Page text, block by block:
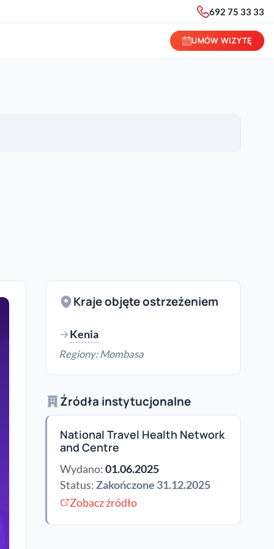
692 75 33 33
UMÓW WIZYTĘ
Kraje objęte ostrzeżeniem
Kenia
Regiony: Mombasa
Źródła instytucjonalne
National Travel Health Network
and Centre
Wydano:01.06.2025
Status:Zakończone 31.12.2025
Zobacz źródło